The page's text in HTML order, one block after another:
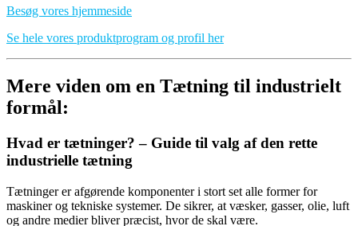
Besøg vores hjemmeside
Se hele vores produktprogram og profil her
Mere viden om en Tætning til industrielt
formål:
Hvad er tætninger? – Guide til valg af den rette
industrielle tætning
Tætninger er afgørende komponenter i stort set alle former for
maskiner og tekniske systemer. De sikrer, at væsker, gasser, olie, luft
og andre medier bliver præcist, hvor de skal være.